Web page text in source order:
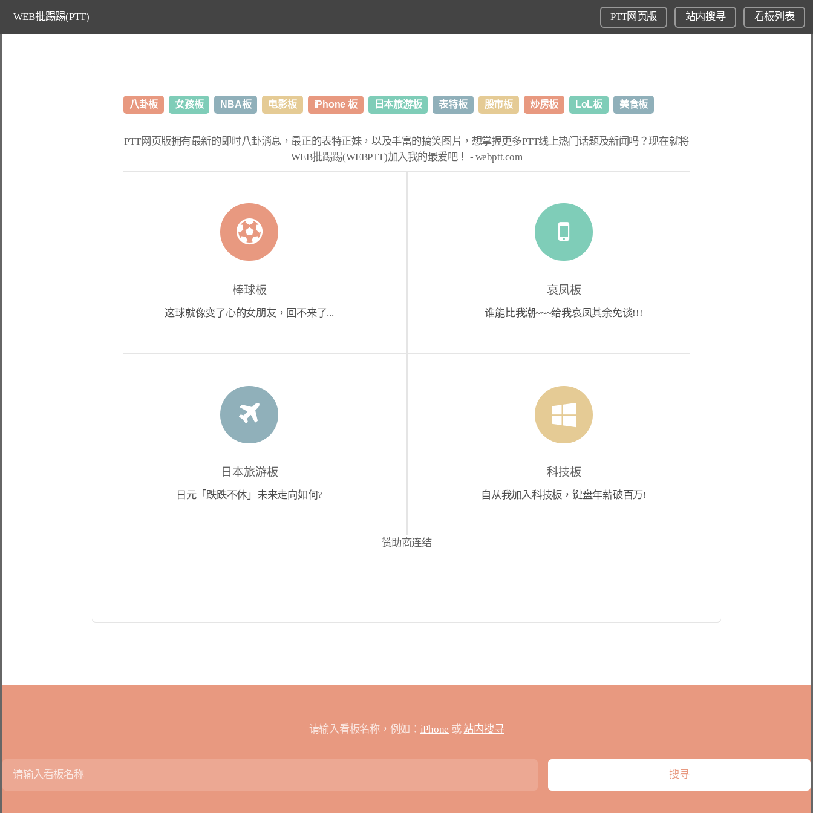
WEB批踢踢(PTT) PTT网页版 站内搜寻 看板列表
八卦板 女孩板 NBA板 电影板 iPhone 板 日本旅游板 表特板 股市板 炒房板 LoL板 美食板
PTT网页版拥有最新的即时八卦消息，最正的表特正妹，以及丰富的搞笑图片，想掌握更多PTT线上热门话题及新闻吗？现在就将
WEB批踢踢(WEBPTT)加入我的最爱吧！ - webptt.com
棒球板
这球就像变了心的女朋友，回不来了...
哀凤板
谁能比我潮~~~给我哀凤其余免谈!!!
日本旅游板
日元「跌跌不休」未来走向如何?
科技板
自从我加入科技板，键盘年薪破百万!
赞助商连结
请输入看板名称，例如： iPhone 或 站内搜寻